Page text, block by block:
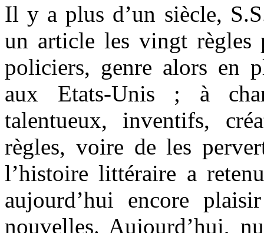
Il y a plus d’un siècle,
un article les vingt règles
policiers, genre alors en
aux Etats-Unis ; à
talentueux, inventifs,
règles, voire de les
l’histoire littéraire a
aujourd’hui encore
nouvelles. Aujourd’hui,